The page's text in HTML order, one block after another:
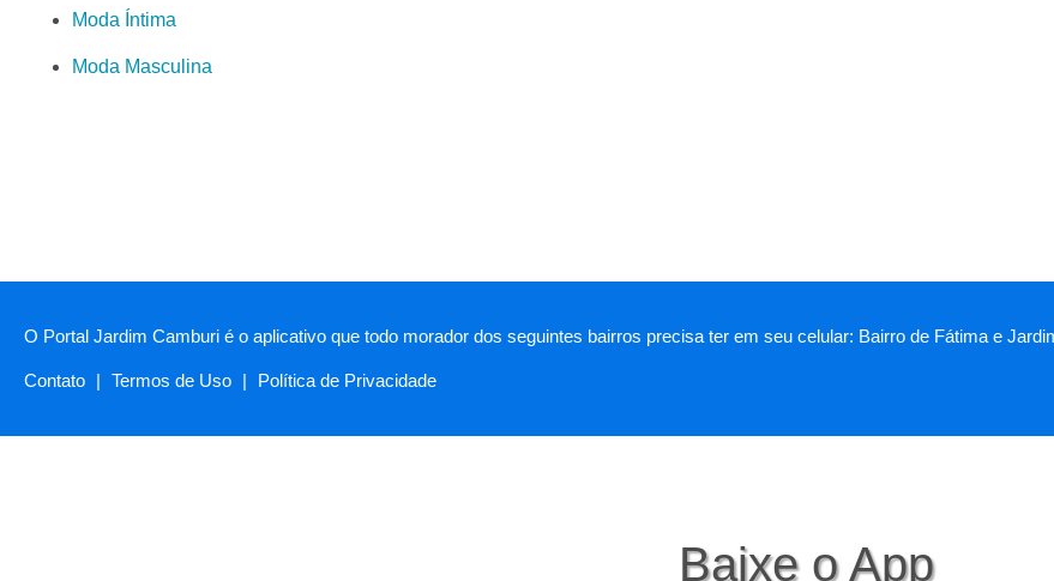
Moda Íntima
Moda Masculina
O Portal Jardim Camburi é o aplicativo que todo morador dos seguintes bairros precisa ter em seu celular: Bairro de Fátima e
Contato | Termos de Uso | Política de Privacidade
Baixe o App